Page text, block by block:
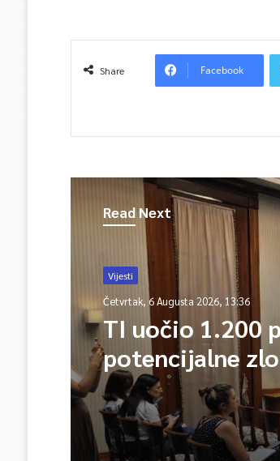
Share Facebook
Read Next
Vijesti
Četvrtak, 6 Augusta 2026, 13:34
Udruženja
pokrenuo
RTRS-a po
prigovoru pet
žrtava